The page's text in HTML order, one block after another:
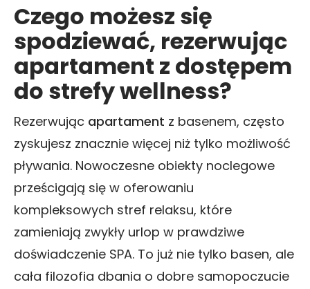
Czego możesz się
spodziewać, rezerwując
apartament z dostępem
do strefy wellness?
Rezerwując apartament z basenem, często
zyskujesz znacznie więcej niż tylko możliwość
pływania. Nowoczesne obiekty noclegowe
prześcigają się w oferowaniu
kompleksowych stref relaksu, które
zamieniają zwykły urlop w prawdziwe
doświadczenie SPA. To już nie tylko basen, ale
cała filozofia dbania o dobre samopoczucie